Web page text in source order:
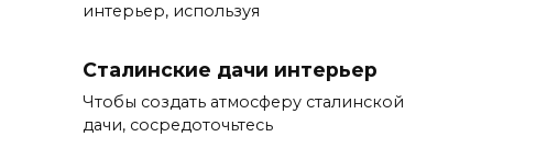
интерьер, используя
Сталинские дачи интерьер
Чтобы создать атмосферу сталинской
дачи, сосредоточьтесь